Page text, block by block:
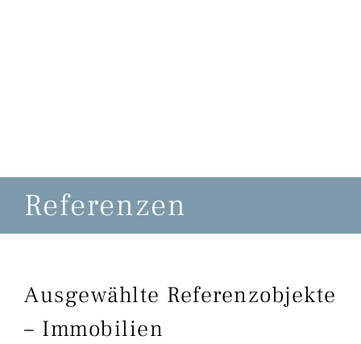
Referenzen
Ausgewählte Referenzobjekte
– Immobilien